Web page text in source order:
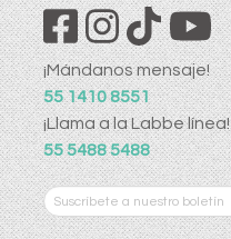
¡Mándanos mensaje!
55 1410 8551
¡Llama a la Labbe línea!
55 5488 5488